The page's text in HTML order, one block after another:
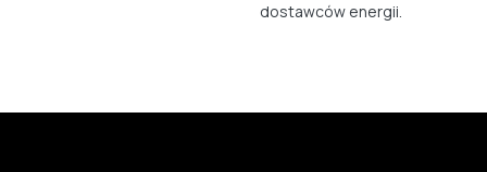
dostawców energii.